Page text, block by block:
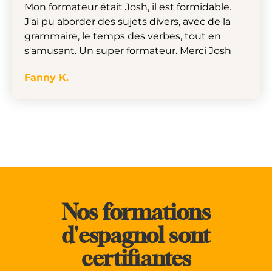
Mon formateur était Josh, il est formidable.
J'ai pu aborder des sujets divers, avec de la
grammaire, le temps des verbes, tout en
s'amusant. Un super formateur. Merci Josh
Fanny K.
Nos formations
d'espagnol sont
certifiantes